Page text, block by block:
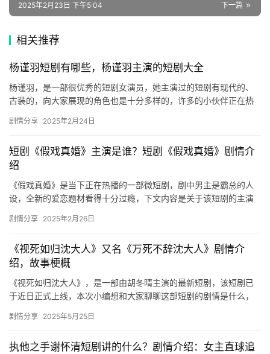
🔥
速
递
博
星
选
🎬
剧
剧
登录 注册
下一篇
2025年2月23日 下午5:04
相关推荐
杨谨羽短剧有哪些，杨谨羽主演的短剧大全
杨谨羽，是一部很优秀的短剧女演员，她主演过的短剧有现代的、
古装的，向大家展现的角色也是十分多样的，许多的小伙伴正在热
看吧！…
剧情分享 2025年2月24日
短剧《假戏真婚》主演是谁？短剧《假戏真婚》剧情介
绍
《假戏真婚》是当下正在热播的一部微短剧，剧中男主是霸总的人
设，全新的爱恋题材看得十分过瘾，下文内容是关于该短剧的主演
王千…
剧情分享 2025年2月26日
《视死如归沈大人》又名《万死不辞沈大人》剧情介
绍，故事梗概
《视死如归沈大人》，是一部由胡冬晴主演的最新短剧，该短剧已
于近日正式上线，本次小编想和大家聊聊这部短剧的剧情是什么，
mic…
剧情分享 2025年5月25日
执他之手谢怀清短剧讲的什么？剧情介绍：女主直球追